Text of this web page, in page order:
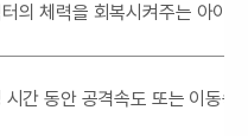
의 체력을 회복시켜주는 아이
시간 동안 공격속도 또는 이동